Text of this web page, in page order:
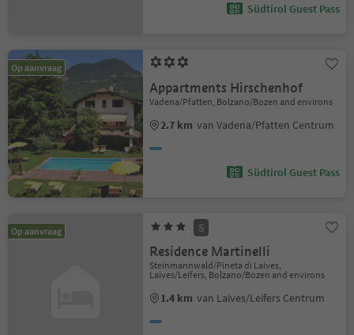
Südtirol Guest Pass
Op aanvraag
Appartments Hirschenhof
Vadena/Pfatten, Bolzano/Bozen and environs
2.7 km van Vadena/Pfatten Centrum
Südtirol Guest Pass
Op aanvraag S
Residence Martinelli
Steinmannwald/Pineta di Laives,
Laives/Leifers, Bolzano/Bozen and environs
1.4 km van Laives/Leifers Centrum